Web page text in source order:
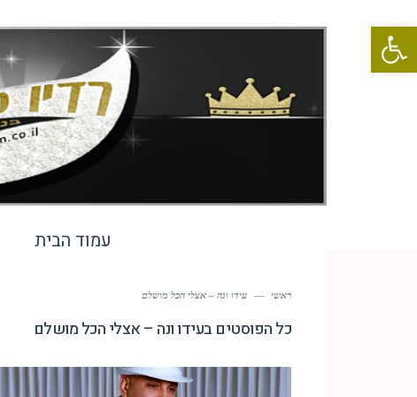
פתח סרגל נגישות
עמוד הבית
ראשי — עידו ונה – אצלי הכל מושלם
כל הפוסטים בעידו ונה – אצלי הכל מושלם